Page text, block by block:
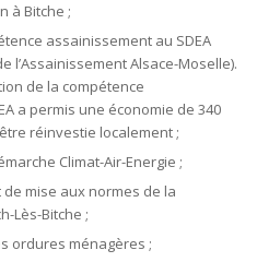
à Bitche ;
assainissement au SDEA
l’Assainissement Alsace-Moselle).
de la compétence
a permis une économie de 340
réinvestie localement ;
Climat-Air-Energie ;
mise aux normes de la
Lès-Bitche ;
ordures ménagères ;